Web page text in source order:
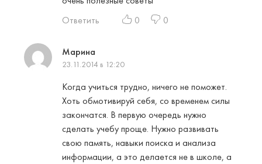
Ответить
0 0
Марина
23.11.2014 в 12:20
Когда учиться трудно, ничего не поможет.
Хоть обмотивируй себя, со временем силы
закончатся. В первую очередь нужно
сделать учебу проще. Нужно развивать
свою память, навыки поиска и анализа
информации, а это делается не в школе, а